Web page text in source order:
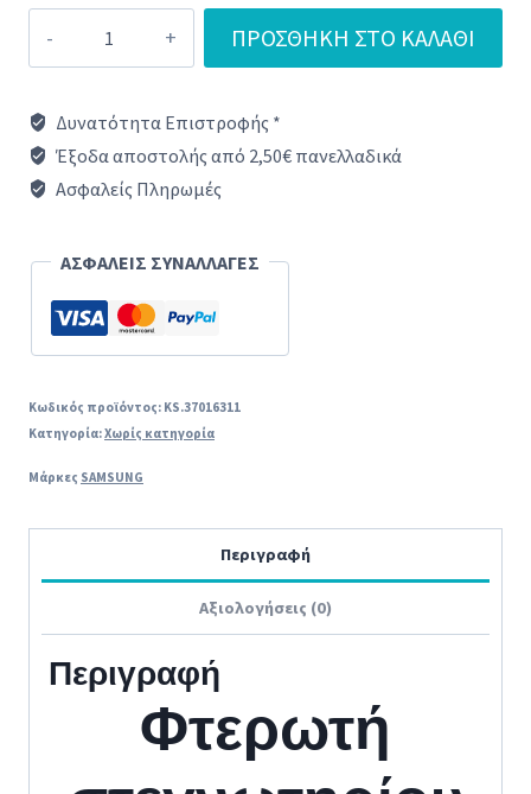
στεγνωτηρίου
DC82-
01208A
ποσότητα
ΠΡΟΣΘΉΚΗ ΣΤΟ ΚΑΛΆΘΙ
Δυνατότητα Επιστροφής *
Έξοδα αποστολής από 2,50€ πανελλαδικά
Ασφαλείς Πληρωμές
ΑΣΦΑΛΕΙΣ ΣΥΝΑΛΛΑΓΕΣ
Κωδικός προϊόντος: KS.37016311
Κατηγορία:Χωρίς κατηγορία
Μάρκες SAMSUNG
Περιγραφή
Αξιολογήσεις (0)
Περιγραφή
Φτερωτή